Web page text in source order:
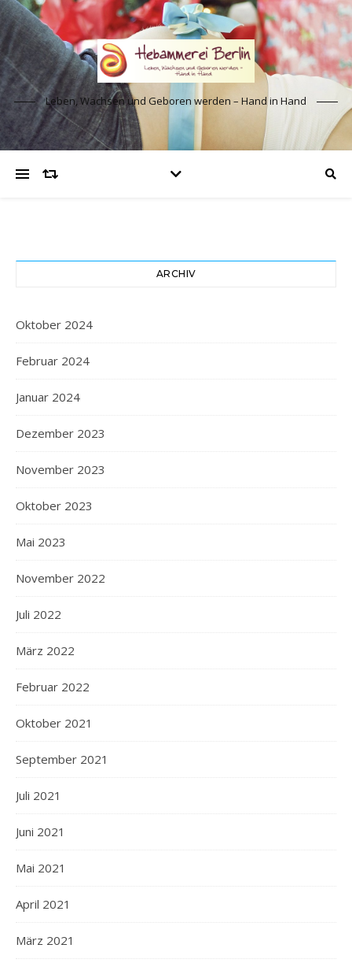
Leben, Wachsen und Geboren werden – Hand in Hand
ARCHIV
Oktober 2024
Februar 2024
Januar 2024
Dezember 2023
November 2023
Oktober 2023
Mai 2023
November 2022
Juli 2022
März 2022
Februar 2022
Oktober 2021
September 2021
Juli 2021
Juni 2021
Mai 2021
April 2021
März 2021